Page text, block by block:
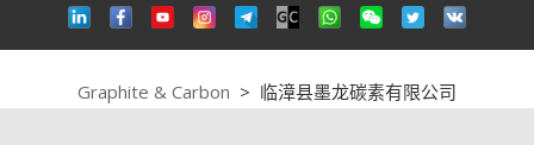
Graphite & Carbon > 临漳县墨龙碳素有限公司